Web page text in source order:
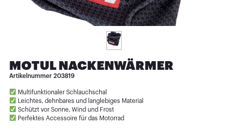
MOTUL NACKENWÄRMER
Artikelnummer 203819
Multifunktionaler Schlauchschal
Leichtes, dehnbares und langlebiges Material
Schützt vor Sonne, Wind und Frost
Perfektes Accessoire für das Motorrad